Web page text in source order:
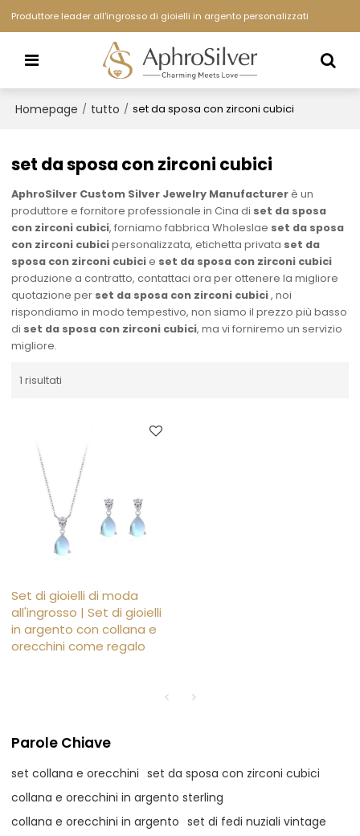
Produttore leader all'ingrosso di gioielli in argento personalizzati
Homepage / tutto / set da sposa con zirconi cubici
set da sposa con zirconi cubici
AphroSilver Custom Silver Jewelry Manufacturerè un
produttore e fornitore professionale in Cina di set da sposa
con zirconi cubici, forniamo fabbrica Wholeslae set da sposa
con zirconi cubicipersonalizzata, etichetta privata set da
sposa con zirconi cubicie set da sposa con zirconi cubici
produzione a contratto, contattaci ora per ottenere la migliore
quotazione per set da sposa con zirconi cubici, noi
rispondiamo in modo tempestivo, non siamo il prezzo più basso
di set da sposa con zirconi cubici, ma vi forniremo un servizio
migliore.
1 risultati
Set di gioielli di moda
all'ingrosso | Set di gioielli
in argento con collana e
orecchini come regalo
Parole Chiave
set collana e orecchini set da sposa con zirconi cubici
collana e orecchini in argento sterling
collana e orecchini in argento set di fedi nuziali vintage